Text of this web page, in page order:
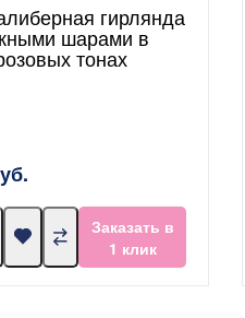
гирлянда
шарами в
тонах
Заказать в
1 клик